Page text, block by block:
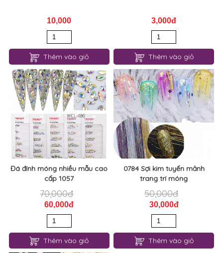
10,000
Thêm vào giỏ
3,000đ
Thêm vào giỏ
Đá đính móng nhiều mẫu cao
cấp 1057
70,000đ
60,000đ
Thêm vào giỏ
0784 Sợi kim tuyến mảnh
trang trí móng
50,000đ
30,000đ
Thêm vào giỏ